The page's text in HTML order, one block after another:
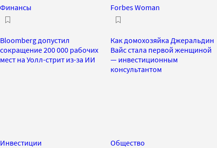
Финансы
Bloomberg допустил
сокращение 200 000 рабочих
мест на Уолл-стрит из-за ИИ
Forbes Woman
Как домохозяйка Джеральдин
Вайс стала первой женщиной
— инвестиционным
консультантом
Инвестиции Общество